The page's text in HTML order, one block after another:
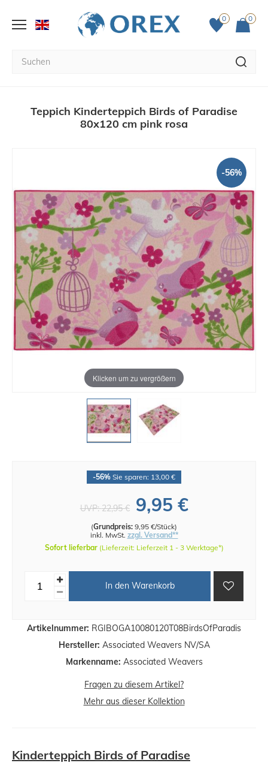
0 0
Teppich Kinderteppich Birds of Paradise
80x120 cm pink rosa
Klicken um zu vergrößern
-56%
Artikelnummer: RGIBOGA10080120T08BirdsOfParadis
Hersteller: Associated Weavers NV/SA
Markenname: Associated Weavers
-56% Sie sparen: 13,00 €
UVP:22,95 € 9,95 €
(Grundpreis: 9,95 €/Stück)
inkl. MwSt. zzgl. Versand**
Sofort lieferbar (Lieferzeit: Lieferzeit 1 - 3 Werktage*)
In den Warenkorb
Fragen zu diesem Artikel?
Mehr aus dieser Kollektion
Kinderteppich Birds of Paradise